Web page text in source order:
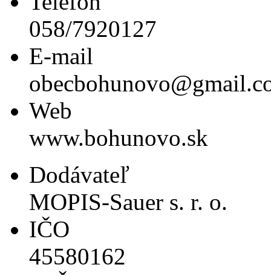
058/7920127
E-mail
Web
www.bohunovo.sk
Dodávateľ
MOPIS-Sauer s. r. o.
IČO
45580162